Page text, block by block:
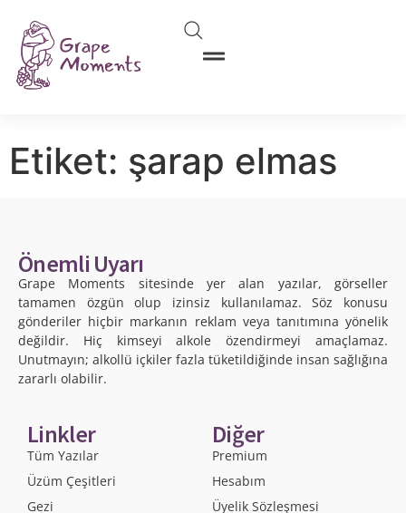
Etiket: şarap elmas
Önemli Uyarı
Grape Moments sitesinde yer alan yazılar, görseller
tamamen özgün olup izinsiz kullanılamaz. Söz konusu
gönderiler hiçbir markanın reklam veya tanıtımına yönelik
değildir. Hiç kimseyi alkole özendirmeyi amaçlamaz.
Unutmayın; alkollü içkiler fazla tüketildiğinde insan sağlığına
zararlı olabilir.
Linkler
Tüm Yazılar
Üzüm Çeşitleri
Gezi
Diğer
Premium
Hesabım
Üyelik Sözleşmesi